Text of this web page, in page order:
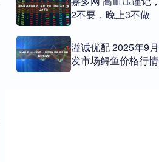
2不要，晚上3不做
溢诚优配 2025年9
发市场鲟鱼价格行情